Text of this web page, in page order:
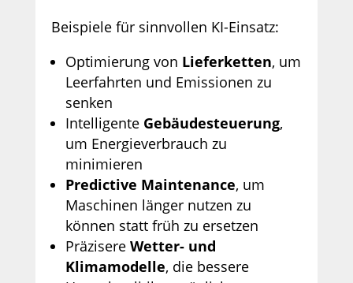
Beispiele für sinnvollen KI-Einsatz:
Optimierung von Lieferketten, um
Leerfahrten und Emissionen zu
senken
Intelligente Gebäudesteuerung,
um Energieverbrauch zu
minimieren
Predictive Maintenance, um
Maschinen länger nutzen zu
können statt früh zu ersetzen
Präzisere Wetter- und
Klimamodelle, die bessere